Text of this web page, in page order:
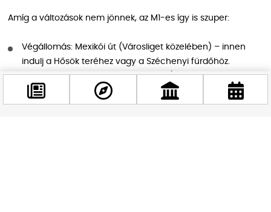
Amíg a változások nem jönnek, az M1-es így is szuper:
Végállomás: Mexikói út (Városliget közelében) – innen
indulj a Hősök teréhez vagy a Széchenyi fürdőhöz.
Belvárosi megállók: Vörösmarty tér (Váci utca
bevásárlás), Opera (Andrássy út séta).
Jegy: BKK bérlettel vagy napijeggyel korlátlanul utazz!